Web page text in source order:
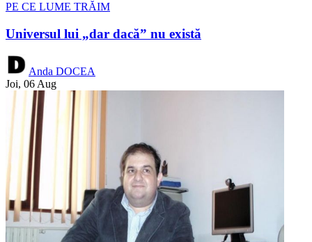
PE CE LUME TRĂIM
Universul lui „dar dacă” nu există
Anda DOCEA
Joi, 06 Aug